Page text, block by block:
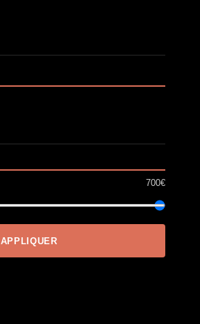
700€
APPLIQUER